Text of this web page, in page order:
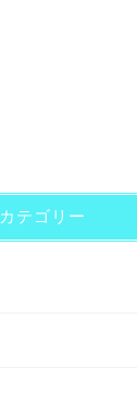
カテゴリー